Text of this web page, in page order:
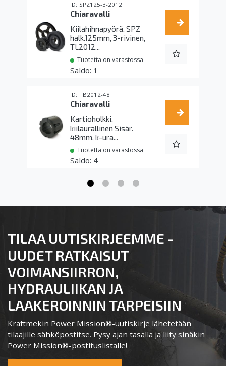
SPZ125-3-2012
Chiaravalli
Kiilahihnapyörä, SPZ
halk.125mm, 3-rivinen,
TL2012...
Tuotetta on varastossa
1
TB2012-48
Chiaravalli
Kartioholkki,
kiilaurallinen Sisär.
48mm, k-ura...
Tuotetta on varastossa
4
TILAA UUTISKIRJEEMME -
UUDET RATKAISUT
VOIMANSIIRRON,
HYDRAULIIKAN JA
LAAKEROINNIN TARPEISIIN
Kraftmekin Power Mission®-uutiskirje lähetetään
tilaajille sähköpostitse. Pysy ajan tasalla ja liity sinäkin
Power Mission®-postituslistalle!